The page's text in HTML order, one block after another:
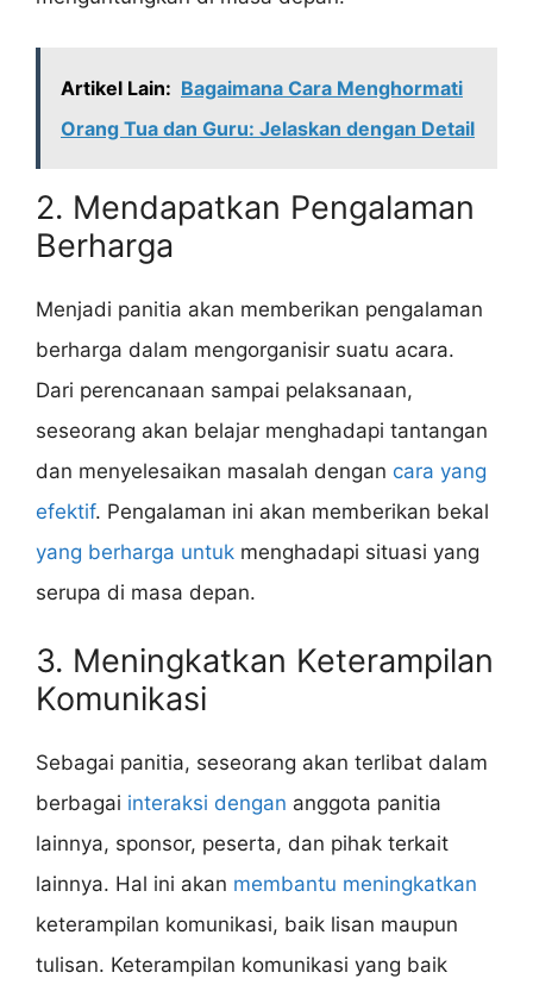
Artikel Lain: Bagaimana Cara Menghormati
Orang Tua dan Guru: Jelaskan dengan Detail
2. Mendapatkan Pengalaman
Berharga
Menjadi panitia akan memberikan pengalaman
berharga dalam mengorganisir suatu acara.
Dari perencanaan sampai pelaksanaan,
seseorang akan belajar menghadapi tantangan
dan menyelesaikan masalah dengan cara yang
efektif. Pengalaman ini akan memberikan bekal
yang berharga untuk menghadapi situasi yang
serupa di masa depan.
3. Meningkatkan Keterampilan
Komunikasi
Sebagai panitia, seseorang akan terlibat dalam
berbagai interaksi dengan anggota panitia
lainnya, sponsor, peserta, dan pihak terkait
lainnya. Hal ini akan membantu meningkatkan
keterampilan komunikasi, baik lisan maupun
tulisan. Keterampilan komunikasi yang baik